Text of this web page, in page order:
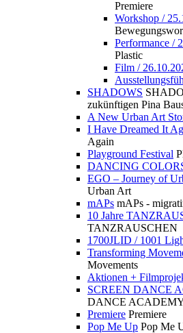
Premiere
Workshop /
Performance /
Plastic
Film /
SHADOWS
zukünftigen Pina
A New Urban Art
I Have Dreamed It
Again
Playground Festival
DANCING
EGO – Journey of
Urban Art
mAPs mAPs -
10 Jahre
TANZRAUSCHEN
1700JLID / 1001
Transforming
Movements
Aktionen +
SCREEN DANCE
DANCE
Premiere Premiere
Pop Me Up Pop Me